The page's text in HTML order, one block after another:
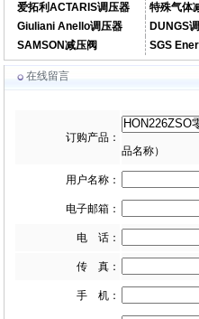
爱拓利ACTARIS调压器
特殊气体
Giuliani Anello调压器
DUNGS
SAMSON减压阀
SGS
在线留言
订购产品：
品名称）
用户名称：
电子邮箱：
电 话：
传 真：
手 机：